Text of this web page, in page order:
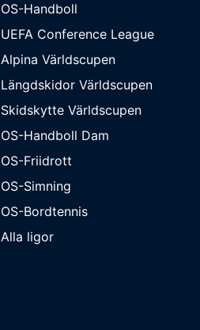
OS-Handboll
UEFA Conference League
Alpina Världscupen
Längdskidor Världscupen
Skidskytte Världscupen
OS-Handboll Dam
OS-Friidrott
OS-Simning
OS-Bordtennis
Alla ligor